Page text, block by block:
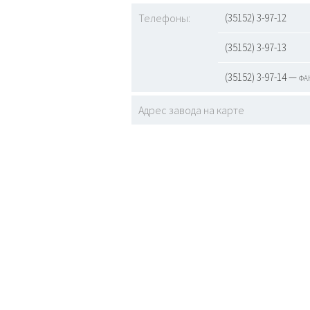
Телефоны: (35152) 3-97-12
(35152) 3-97-13
(35152) 3-97-14 —
Адрес завода на карте